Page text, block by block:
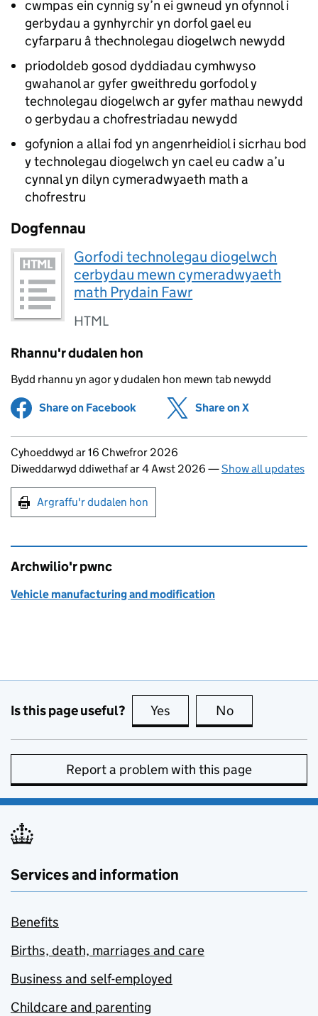
cwmpas ein cynnig sy’n ei gwneud yn ofynnol i
gerbydau a gynhyrchir yn dorfol gael eu
cyfarparu â thechnolegau diogelwch newydd
priodoldeb gosod dyddiadau cymhwyso
gwahanol ar gyfer gweithredu gorfodol y
technolegau diogelwch ar gyfer mathau newydd
o gerbydau a chofrestriadau newydd
gofynion a allai fod yn angenrheidiol i sicrhau bod
y technolegau diogelwch yn cael eu cadw a’u
cynnal yn dilyn cymeradwyaeth math a
chofrestru
Dogfennau
Gorfodi technolegau diogelwch
cerbydau mewn cymeradwyaeth
math Prydain Fawr
HTML
Rhannu'r dudalen hon
Bydd rhannu yn agor y dudalen hon mewn tab newydd
Share on Facebook (opens in new tab)
Share on X
Updates to this page
Cyhoeddwyd ar 16 Chwefror 2026
Diweddarwyd ddiwethaf ar 4 Awst 2026 —Show all updates
Argraffu'r dudalen hon
Argraffu'r dudalen hon
Archwilio'r pwnc
Vehicle manufacturing and modification
Is this page useful? Yes this page is useful
No
Report a problem with this page
Services and information
Benefits
Births, death, marriages and care
Business and self-employed
Childcare and parenting